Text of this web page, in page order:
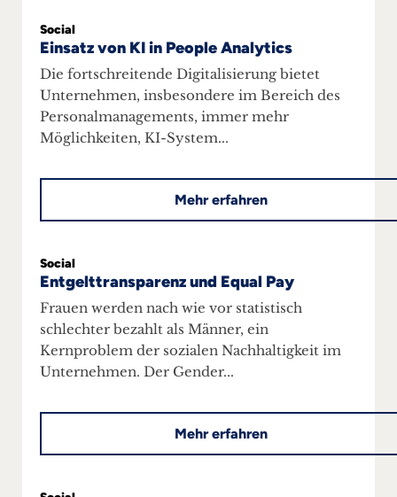
Social
Einsatz von KI in People Analytics
Die fortschreitende Digitalisierung bietet
Unternehmen, insbesondere im Bereich des
Personalmanagements, immer mehr
Möglichkeiten, KI-System...
Mehr erfahren
Social
Entgelttransparenz und Equal Pay
Frauen werden nach wie vor statistisch
schlechter bezahlt als Männer, ein
Kernproblem der sozialen Nachhaltigkeit im
Unternehmen. Der Gender...
Mehr erfahren